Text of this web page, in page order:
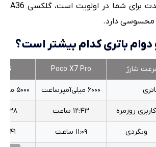
پشتیبانی طولانی‌مدت برای شما در اولویت است، گلکسی A36
محسوسی دارد.
باتری کدام بیشتر است؟
شارژ Poco X7 Pro
5G
۶۰۰۰ میلی‌آمپرساعت ۵۰۰۰ میلی‌آمپرساعت
کاربری روزمره ۱۲:۴۳ ساعت ۱۱:۳۸ ساعت
وبگردی ۱۱:۰۹ ساعت ۱۱:۴۱ ساعت